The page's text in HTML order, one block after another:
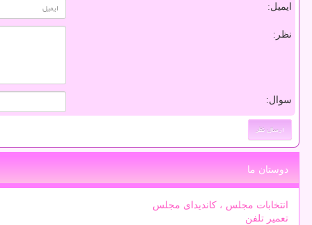
ایمیل:
نظر:
سوال:
دوستان ما
انتخابات مجلس ، کاندیدای مجلس
تعمیر تلفن